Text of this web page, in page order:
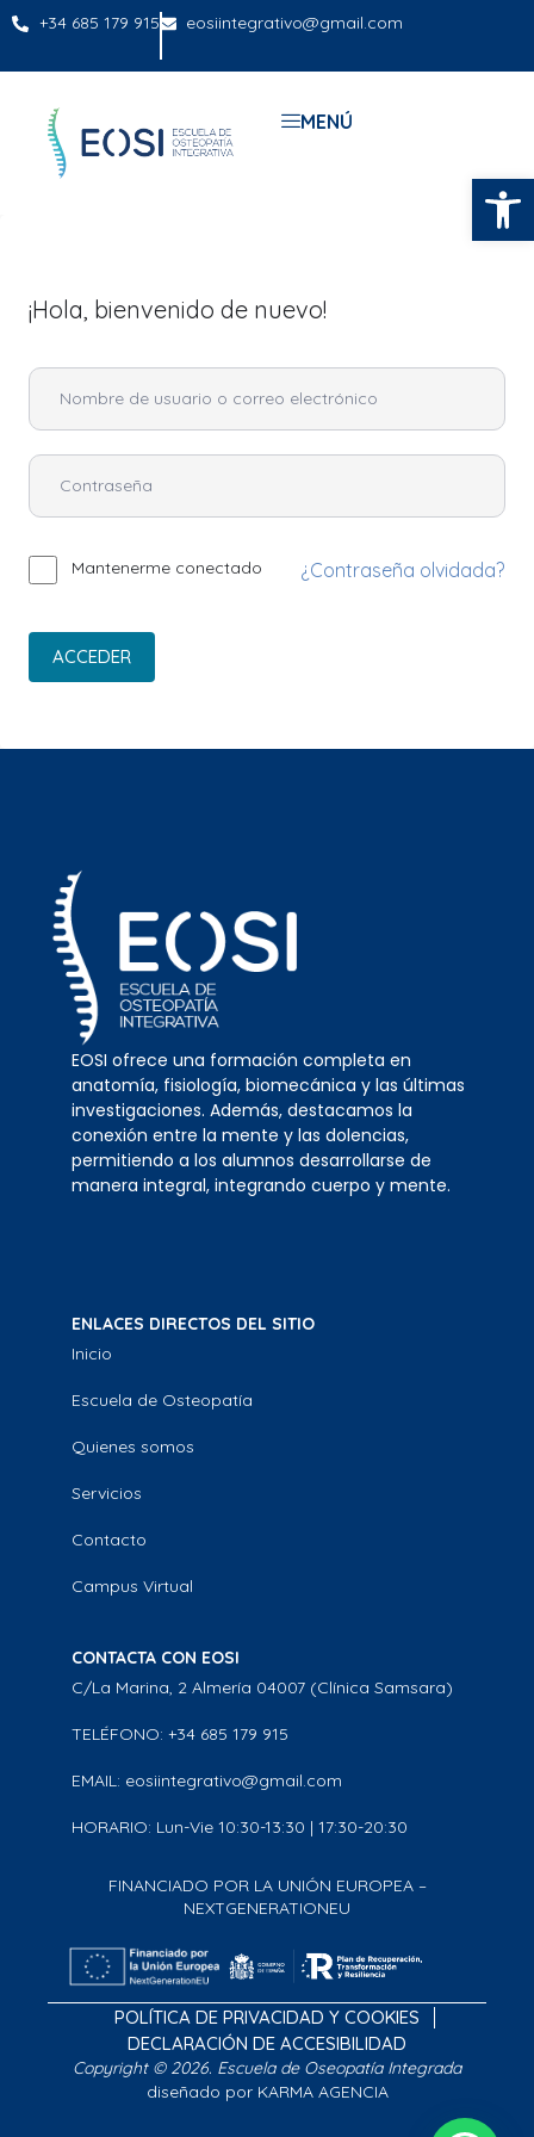
+34 685 179 915 eosiintegrativo@gmail.com
MENÚ
¡Hola, bienvenido de nuevo!
Mantenerme conectado ¿Contraseña olvidada?
ACCEDER
EOSI ofrece una formación completa en
anatomía, fisiología, biomecánica y las últimas
investigaciones. Además, destacamos la
conexión entre la mente y las dolencias,
permitiendo a los alumnos desarrollarse de
manera integral, integrando cuerpo y mente.
ENLACES DIRECTOS DEL SITIO
Inicio
Escuela de Osteopatía
Quienes somos
Servicios
Contacto
Campus Virtual
CONTACTA CON EOSI
C/La Marina, 2 Almería 04007 (Clínica Samsara)
TELÉFONO: +34 685 179 915
EMAIL: eosiintegrativo@gmail.com
HORARIO: Lun-Vie 10:30-13:30 | 17:30-20:30
FINANCIADO POR LA UNIÓN EUROPEA –
NEXTGENERATIONEU
POLÍTICA DE PRIVACIDAD Y COOKIES
DECLARACIÓN DE ACCESIBILIDAD
Copyright © 2026. Escuela de Oseopatía Integrada
diseñado por KARMA AGENCIA